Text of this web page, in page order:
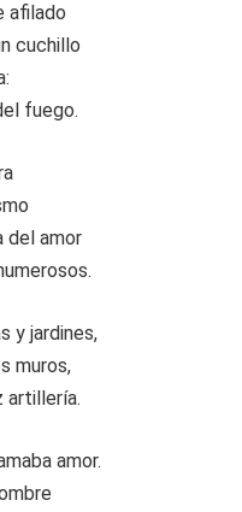
afilado
cuchillo
fuego.
del amor
y jardines,
muros,
artillería.
amor.